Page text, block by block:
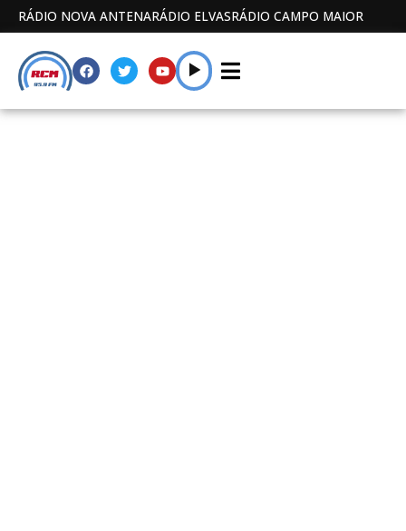
RÁDIO NOVA ANTENARÁDIO ELVASRÁDIO CAMPO MAIOR